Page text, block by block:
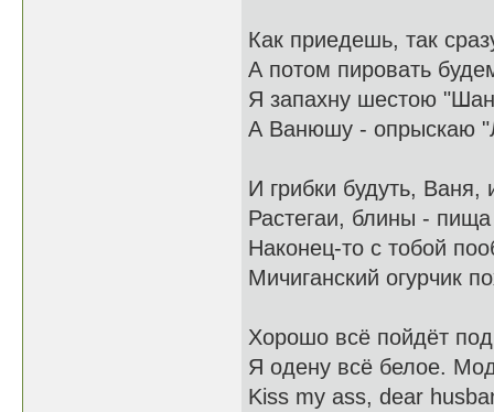
Как приедешь, так
А потом пировать
Я запахну шестою
А Ванюшу - опрыскаю
И грибки будуть, Ваня,
Растегаи, блины - пища
Наконец-то с тобой
Мичиганский огурчик
Хорошо всё пойдёт
Я одену всё белое.
Kiss my ass, dear